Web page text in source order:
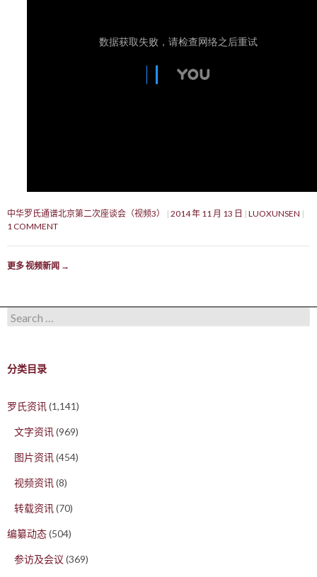
中华罗氏通谱北京第二次座谈会（视频3） 2014 年 11 月 13 日
LUOXUNSEN
1 COMMENT
更多 视频新闻 →
Search for:
分类目录
罗氏资讯(1,141)
文字资讯(969)
图片资讯(454)
视频资讯(8)
转载资讯(70)
编纂动态(504)
参访及会议 (369)